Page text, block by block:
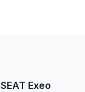
SEAT Exeo